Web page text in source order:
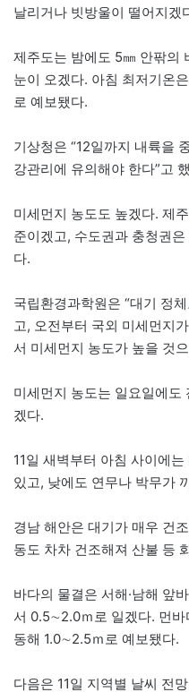
날리거나 빗방울이 떨어지겠
제주도는 밤에도 5㎜ 안팎의
눈이 오겠다. 아침 최저기온
로 예보됐다.
기상청은 “12일까지 내륙을
강관리에 유의해야 한다”고
미세먼지 농도도 높겠다. 제주
준이겠고, 수도권과 충청권은
다.
국립환경과학원은 “대기 정
고, 오전부터 국외 미세먼지
서 미세먼지 농도가 높을 것
미세먼지 농도는 일요일에도
겠다.
11일 새벽부터 아침 사이에
있고, 낮에도 연무나 박무가
경남 해안은 대기가 매우 건
동도 차차 건조해져 산불 등
바다의 물결은 서해·남해 앞
서 0.5∼2.0ｍ로 일겠다. 먼
동해 1.0∼2.5ｍ로 예보됐다.
다음은 11일 지역별 날씨 전